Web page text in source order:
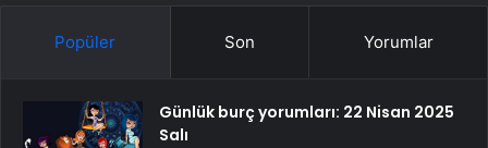
Popüler Son Yorumlar
Günlük burç yorumları: 22 Nisan 2025
Salı